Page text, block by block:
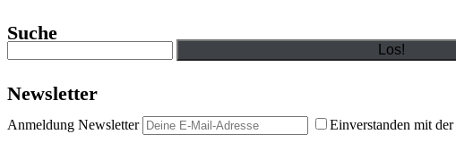
Sidebar
Suche
Suchen
Newsletter
Anmeldung Newsletter Einverstanden mit der